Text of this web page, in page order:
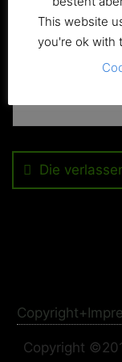
Die
Copyright
This website
you're ok with